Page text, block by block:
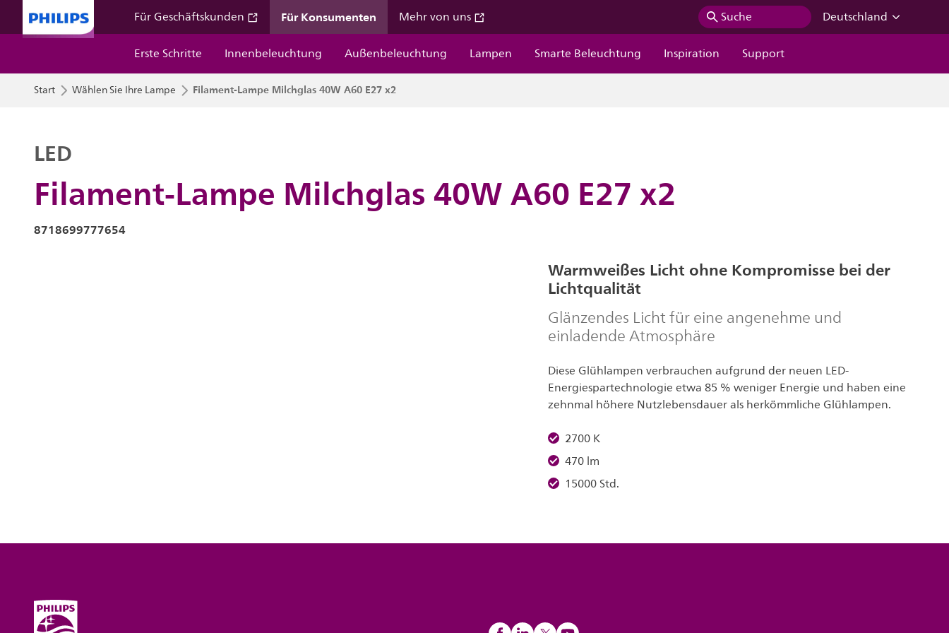
Für Geschäftskunden Für Konsumenten Mehr von uns Suche
Deutschland
Erste Schritte
Innenbeleuchtung Außenbeleuchtung Lampen Smarte Beleuchtung Inspiration Support
Start Wählen Sie Ihre Lampe Filament-Lampe Milchglas 40W A60 E27 x2
Filament-Lampe Milchglas 40W A60 E27 x2
LED
8718699777654
Warmweißes Licht ohne Kompromisse bei der
Lichtqualität
Glänzendes Licht für eine angenehme und
einladende Atmosphäre
Diese Glühlampen verbrauchen aufgrund der neuen LED-
Energiespartechnologie etwa 85 % weniger Energie und haben eine
zehnmal höhere Nutzlebensdauer als herkömmliche Glühlampen.
2700 K
470 lm
15000 Std.